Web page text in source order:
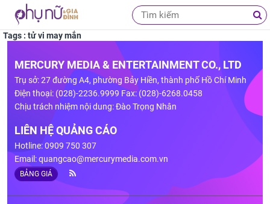
Tags : tử vi may mắn
MERCURY MEDIA & ENTERTAINMENT CO., LTD
Trụ sở: 27 đường A4, phường Bảy Hiền, thành phố Hồ Chí Minh
Điện thoại: (028)-2236.9999 Fax: (028)-6268.0458
Chịu trách nhiệm nội dung: Đào Trọng Nhân
LIÊN HỆ QUẢNG CÁO
Hotline: 0909 750 307
Email:quangcao@mercurymedia.com.vn
BẢNG GIÁ